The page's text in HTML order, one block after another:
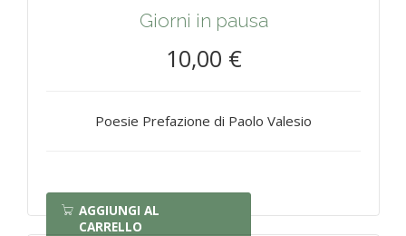
Giorni in pausa
10,00 €
Poesie Prefazione di Paolo Valesio
AGGIUNGI AL
CARRELLO